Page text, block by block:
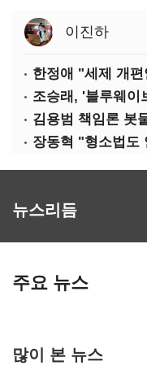
이진하
뉴스리듬
주요 뉴스
많이 본 뉴스